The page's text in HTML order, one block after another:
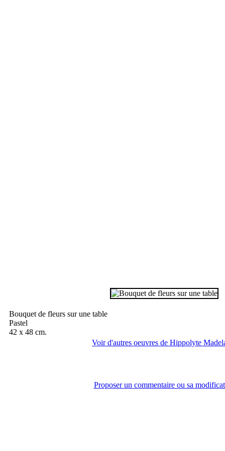
Bouquet de fleurs sur une table
Pastel
42 x 48 cm.
Voir d'autres oeuvres de Hippolyte
Proposer un commentaire ou sa